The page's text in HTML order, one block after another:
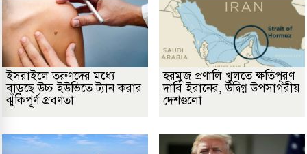
ইসরাইলে তরুণদের মধ্যে
বাড়ছে উচ্চ ইউভিতে ট্যান করার
ঝুঁকিপূর্ণ প্রবণতা
হরমুজ প্রণালি খুলতে ক্ষতিপূরণ
দাবি ইরানের, উদ্বিগ্ন উপসাগরীয়
দেশগুলো